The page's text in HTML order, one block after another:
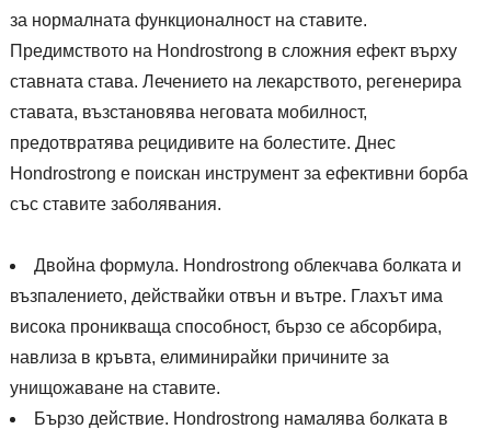
за нормалната функционалност на ставите.
Предимството на Hondrostrong в сложния ефект върху
ставната става. Лечението на лекарството, регенерира
ставата, възстановява неговата мобилност,
предотвратява рецидивите на болестите. Днес
Hondrostrong е поискан инструмент за ефективни борба
със ставите заболявания.
Двойна формула. Hondrostrong облекчава болката и
възпалението, действайки отвън и вътре. Глахът има
висока проникваща способност, бързо се абсорбира,
навлиза в кръвта, елиминирайки причините за
унищожаване на ставите.
Бързо действие. Hondrostrong намалява болката в